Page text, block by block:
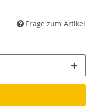
Frage zum Artikel